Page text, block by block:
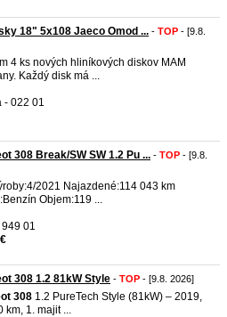
18" 5x108 Jaeco Omod ... - TOP - [9.8.
4 ks nových hliníkových diskov MAM
Každý disk má ...
- 022 01
308 Break/SW SW 1.2 Pu ... - TOP - [9.8.
2021 Najazdené:114 043 km
Objem:119 ...
949 01
308 1.2 81kW Style - TOP - [9.8. 2026]
308 1.2 PureTech Style (81kW) – 2019,
km, 1. majit ...